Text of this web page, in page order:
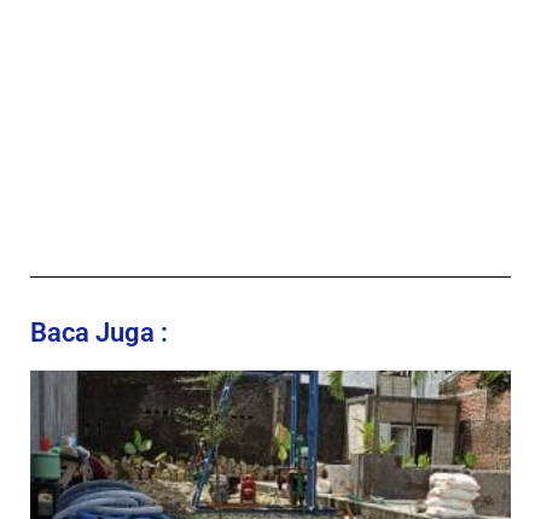
Baca Juga :